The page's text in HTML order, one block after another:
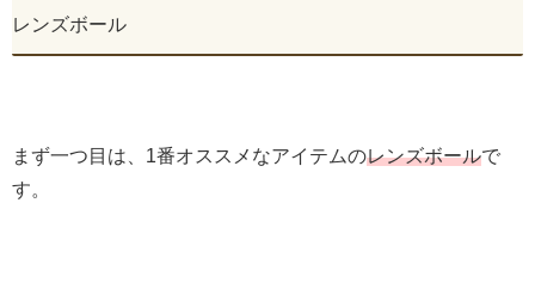
レンズボール
まず一つ目は、1番オススメなアイテムのレンズボールで
す。